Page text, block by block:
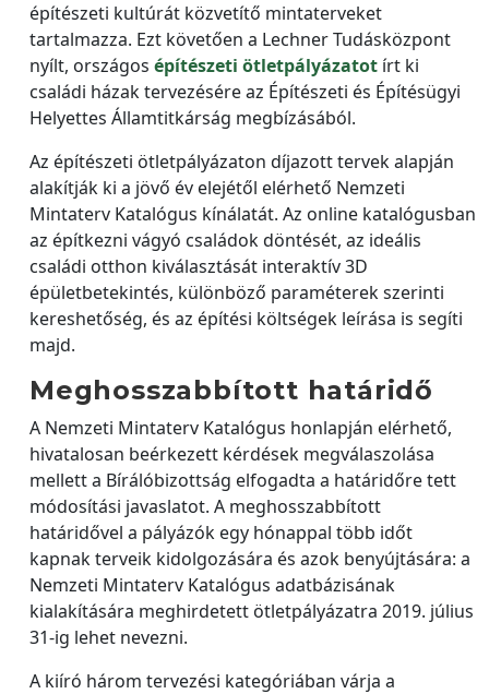
építészeti kultúrát közvetítő mintaterveket
tartalmazza. Ezt követően a Lechner Tudásközpont
nyílt, országos építészeti ötletpályázatot írt ki
családi házak tervezésére az Építészeti és Építésügyi
Helyettes Államtitkárság megbízásából.
Az építészeti ötletpályázaton díjazott tervek alapján
alakítják ki a jövő év elejétől elérhető Nemzeti
Mintaterv Katalógus kínálatát. Az online katalógusban
az építkezni vágyó családok döntését, az ideális
családi otthon kiválasztását interaktív 3D
épületbetekintés, különböző paraméterek szerinti
kereshetőség, és az építési költségek leírása is segíti
majd.
Meghosszabbított határidő
A Nemzeti Mintaterv Katalógus honlapján elérhető,
hivatalosan beérkezett kérdések megválaszolása
mellett a Bírálóbizottság elfogadta a határidőre tett
módosítási javaslatot. A meghosszabbított
határidővel a pályázók egy hónappal több időt
kapnak terveik kidolgozására és azok benyújtására: a
Nemzeti Mintaterv Katalógus adatbázisának
kialakítására meghirdetett ötletpályázatra 2019. július
31-ig lehet nevezni.
A kiíró három tervezési kategóriában várja a